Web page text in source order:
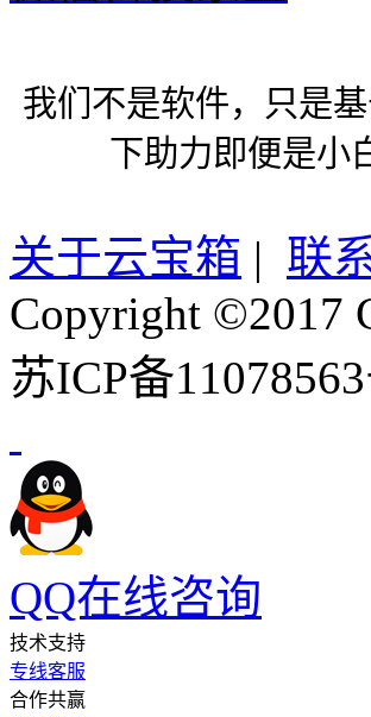
我们不是软件，只是
下助力即便是小
关于云宝箱 | 联
Copyright ©2017
苏ICP备
QQ在线咨询
技术支持
专线客服
合作共赢